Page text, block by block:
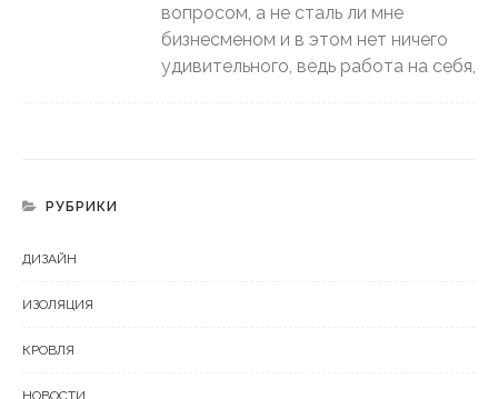
вопросом, а не сталь ли мне
бизнесменом и в этом нет ничего
удивительного, ведь работа на себя,
РУБРИКИ
ДИЗАЙН
ИЗОЛЯЦИЯ
КРОВЛЯ
НОВОСТИ